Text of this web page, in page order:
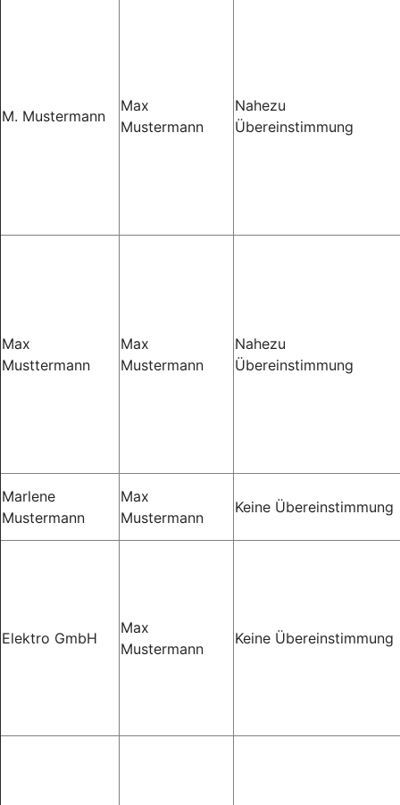
M. Mustermann
Max
Mustermann
Nahezu
Übereinstimmung
Max
Musttermann
Max
Mustermann
Nahezu
Übereinstimmung
Marlene
Mustermann
Max
Mustermann
Keine Übereinstimmung
Elektro GmbH
Max
Mustermann
Keine Übereinstimmung